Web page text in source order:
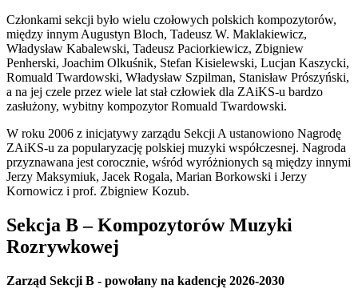
Członkami sekcji było wielu czołowych polskich kompozytorów,
między innym Augustyn Bloch, Tadeusz W. Maklakiewicz,
Władysław Kabalewski, Tadeusz Paciorkiewicz, Zbigniew
Penherski, Joachim Olkuśnik, Stefan Kisielewski, Lucjan Kaszycki,
Romuald Twardowski, Władysław Szpilman, Stanisław Prószyński,
a na jej czele przez wiele lat stał człowiek dla ZAiKS-u bardzo
zasłużony, wybitny kompozytor Romuald Twardowski.
W roku 2006 z inicjatywy zarządu Sekcji A ustanowiono Nagrodę
ZAiKS-u za popularyzację polskiej muzyki współczesnej. Nagroda
przyznawana jest corocznie, wśród wyróżnionych są między innymi
Jerzy Maksymiuk, Jacek Rogala, Marian Borkowski i Jerzy
Kornowicz i prof. Zbigniew Kozub.
Sekcja B – Kompozytorów Muzyki
Rozrywkowej
Zarząd Sekcji B - powołany na kadencję 2026-2030